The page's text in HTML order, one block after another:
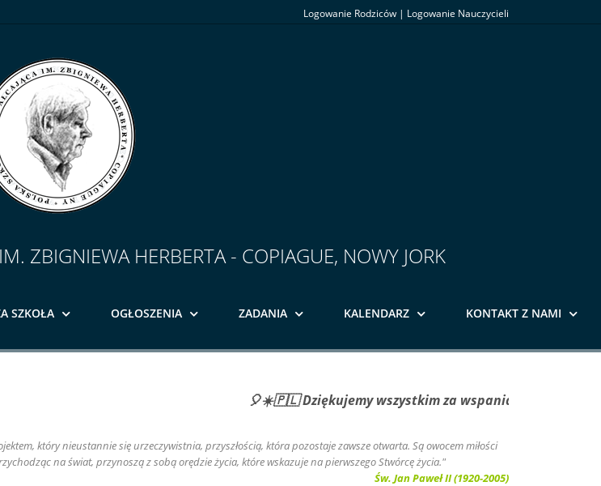
Logowanie Rodziców | Logowanie Nauczycieli
ZBIGNIEWA HERBERTA - COPIAGUE, NOWY JORK
SZKOŁA OGŁOSZENIA ZADANIA KALENDARZ KONTAKT Z NAMI
🎈☀️🇵🇱 Dziękujemy wszystkim za wspaniały i pełen
który nieustannie się urzeczywistnia, przyszłością, która pozostaje zawsze otwarta. Są owocem miłości
na świat, przynoszą z sobą orędzie życia, które wskazuje na pierwszego Stwórcę życia."
Św. Jan Paweł II (1920-2005)